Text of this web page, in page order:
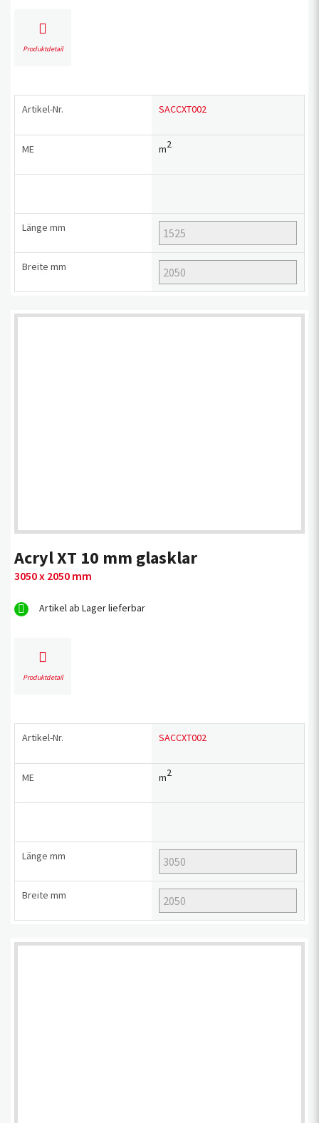
Produktdetail
Artikel-Nr.
ME
Länge mm
Breite mm
SACCXT002
m2
Acryl XT 10 mm glasklar
3050 x 2050 mm
Artikel ab Lager lieferbar
Produktdetail
Artikel-Nr.
ME
Länge mm
Breite mm
SACCXT002
m2